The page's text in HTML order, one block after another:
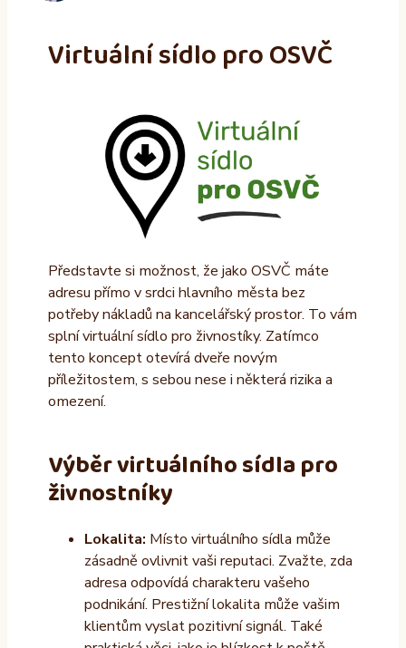
Virtuální sídlo pro OSVČ
Představte si možnost, že jako OSVČ máte
adresu přímo v srdci hlavního města bez
potřeby nákladů na kancelářský prostor. To vám
splní virtuální sídlo pro živnostíky. Zatímco
tento koncept otevírá dveře novým
příležitostem, s sebou nese i některá rizika a
omezení.
Výběr virtuálního sídla pro
živnostníky
Lokalita: Místo virtuálního sídla může
zásadně ovlivnit vaši reputaci. Zvažte, zda
adresa odpovídá charakteru vašeho
podnikání. Prestižní lokalita může vašim
klientům vyslat pozitivní signál. Také